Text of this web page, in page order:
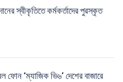
স্বীকৃতিতে কর্মকর্তাদের পুরস্কৃত
ফোন ‘ম্যাজিক ভি৬’ দেশের বাজারে